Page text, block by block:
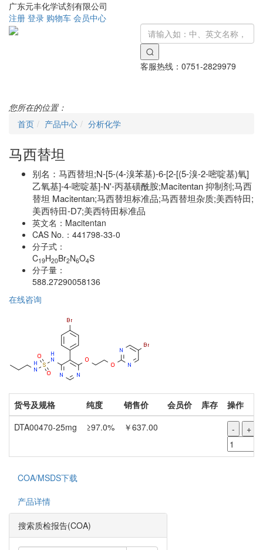
广东元丰化学试剂有限公司
注册 登录 购物车 会员中心
客服热线： 0751-2829979
您所在的位置：
首页
产品中心 分析化学
马西替坦
别名： 马西替坦;N-[5-(4-溴苯基)-6-[2-[(5-溴-2-嘧啶基)氧]
乙氧基]-4-嘧啶基]-N'-丙基磺酰胺;Macitentan 抑制剂;马西
替坦 Macitentan;马西替坦标准品;马西替坦杂质;美西特田;
美西特田-D7;美西特田标准品
英文名： Macitentan
CAS No.： 441798-33-0
分子式：
C19H20Br2N6O4S
分子量：
588.27290058136
在线咨询
货号及规格 纯度 销售价 会员价 库存
操作
DTA00470-25mg
≥97.0% ￥637.00 - +
COA/MSDS下载
产品详情
搜索质检报告(COA)